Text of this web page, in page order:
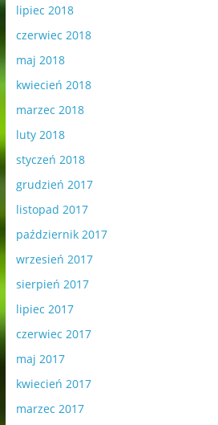
lipiec 2018
czerwiec 2018
maj 2018
kwiecień 2018
marzec 2018
luty 2018
styczeń 2018
grudzień 2017
listopad 2017
październik 2017
wrzesień 2017
sierpień 2017
lipiec 2017
czerwiec 2017
maj 2017
kwiecień 2017
marzec 2017